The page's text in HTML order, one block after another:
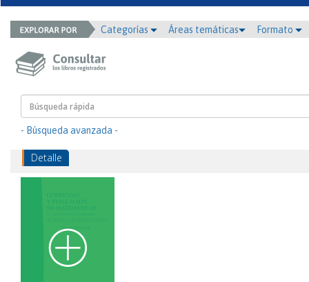
Categorías Áreas temáticas Formato
- Búsqueda avanzada -
Detalle